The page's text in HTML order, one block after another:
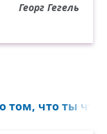
Георг Гегель
том, что ты